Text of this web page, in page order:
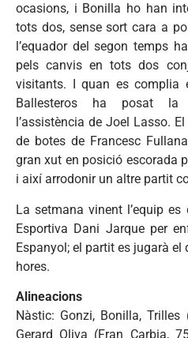
ocasions, i Bonilla ho han
tots dos, sense sort cara a
l’equador del segon temps
pels canvis en tots dos
visitants. I quan es complia
Ballesteros ha posat la
l’assistència de Joel Lasso.
de botes de Francesc
gran xut en posició escorada
i així arrodonir un altre partit
La setmana vinent l’equip
Esportiva Dani Jarque per
Espanyol; el partit es jugarà el
hores.
Alineacions
Nàstic: Gonzi, Bonilla, Trilles
Gerard Oliva (Fran Carbia,